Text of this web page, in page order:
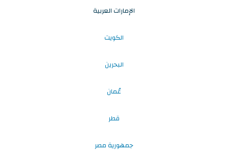
الإمارات العربية
الكويت
البحرين
عُمان
قطر
جمهورية مصر